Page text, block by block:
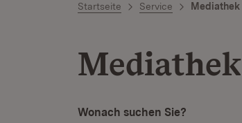
Startseite Service Mediathek
Mediathek
Wonach suchen Sie?